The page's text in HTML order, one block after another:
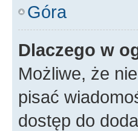
Góra
Dlaczego w
Możliwe, że
pisać
dostęp do